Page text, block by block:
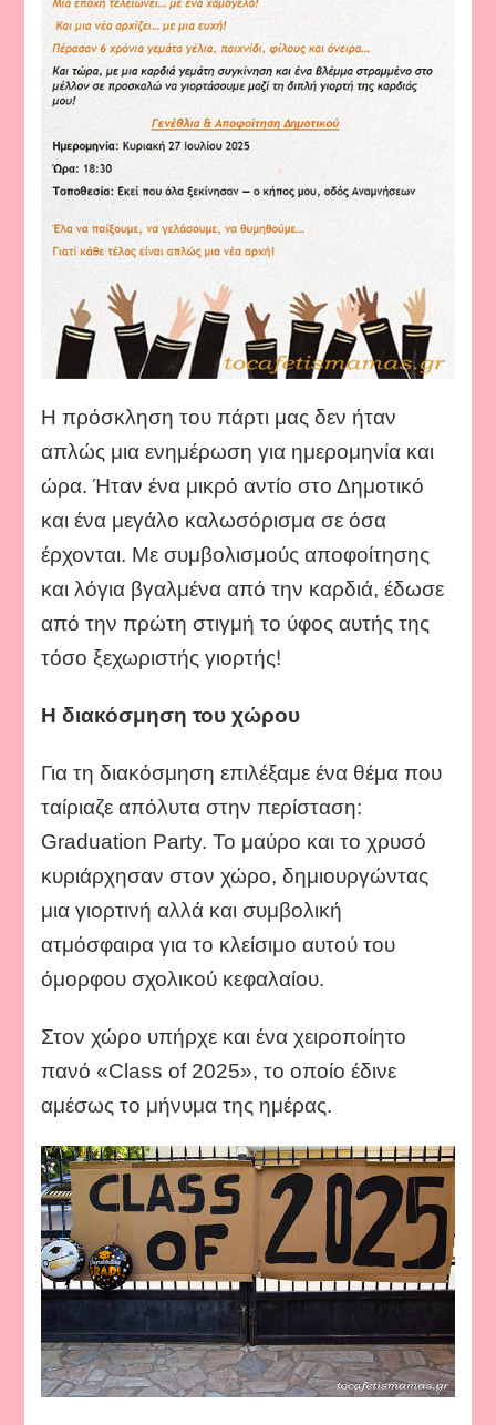
Η πρόσκληση του πάρτι μας δεν ήταν
απλώς μια ενημέρωση για ημερομηνία και
ώρα. Ήταν ένα μικρό αντίο στο Δημοτικό
και ένα μεγάλο καλωσόρισμα σε όσα
έρχονται. Με συμβολισμούς αποφοίτησης
και λόγια βγαλμένα από την καρδιά, έδωσε
από την πρώτη στιγμή το ύφος αυτής της
τόσο ξεχωριστής γιορτής!
Η διακόσμηση του χώρου
Για τη διακόσμηση επιλέξαμε ένα θέμα που
ταίριαζε απόλυτα στην περίσταση:
Graduation Party. Το μαύρο και το χρυσό
κυριάρχησαν στον χώρο, δημιουργώντας
μια γιορτινή αλλά και συμβολική
ατμόσφαιρα για το κλείσιμο αυτού του
όμορφου σχολικού κεφαλαίου.
Στον χώρο υπήρχε και ένα χειροποίητο
πανό «Class of 2025», το οποίο έδινε
αμέσως το μήνυμα της ημέρας.